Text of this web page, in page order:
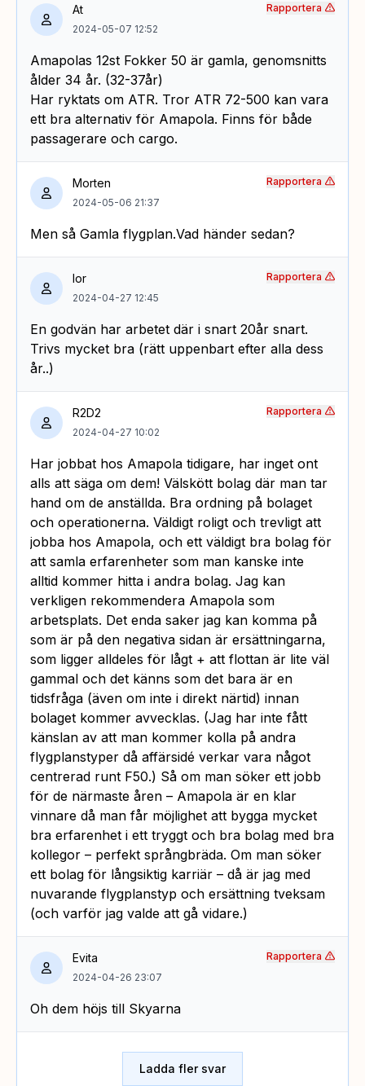
At
2024-05-07 12:52
Amapolas 12st Fokker 50 är gamla, genomsnitts
ålder 34 år. (32-37år)
Har ryktats om ATR. Tror ATR 72-500 kan vara
ett bra alternativ för Amapola. Finns för både
passagerare och cargo.
Rapportera
Morten
2024-05-06 21:37
Men så Gamla flygplan.Vad händer sedan?
Rapportera
Ior
2024-04-27 12:45
En godvän har arbetet där i snart 20år snart.
Trivs mycket bra (rätt uppenbart efter alla dess
år..)
Rapportera
R2D2
2024-04-27 10:02
Har jobbat hos Amapola tidigare, har inget ont
alls att säga om dem! Välskött bolag där man tar
hand om de anställda. Bra ordning på bolaget
och operationerna. Väldigt roligt och trevligt att
jobba hos Amapola, och ett väldigt bra bolag för
att samla erfarenheter som man kanske inte
alltid kommer hitta i andra bolag. Jag kan
verkligen rekommendera Amapola som
arbetsplats. Det enda saker jag kan komma på
som är på den negativa sidan är ersättningarna,
som ligger alldeles för lågt + att flottan är lite väl
gammal och det känns som det bara är en
tidsfråga (även om inte i direkt närtid) innan
bolaget kommer avvecklas. (Jag har inte fått
känslan av att man kommer kolla på andra
flygplanstyper då affärsidé verkar vara något
centrerad runt F50.) Så om man söker ett jobb
för de närmaste åren – Amapola är en klar
vinnare då man får möjlighet att bygga mycket
bra erfarenhet i ett tryggt och bra bolag med bra
kollegor – perfekt språngbräda. Om man söker
ett bolag för långsiktig karriär – då är jag med
nuvarande flygplanstyp och ersättning tveksam
(och varför jag valde att gå vidare.)
Rapportera
Evita
2024-04-26 23:07
Oh dem höjs till Skyarna
Rapportera
Ladda fler svar